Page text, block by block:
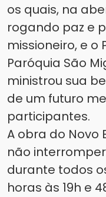
os quais, na
rogando paz e
missioneiro, e o
Paróquia São
ministrou sua
de um futuro
participantes.
A obra do Novo
não
durante todos
horas às 19h e